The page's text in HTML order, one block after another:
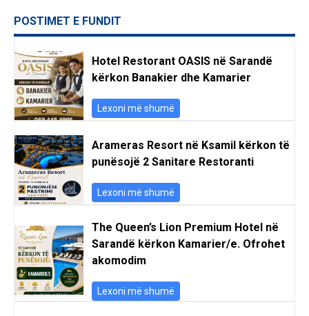
POSTIMET E FUNDIT
Hotel Restorant OASIS në Sarandë
kërkon Banakier dhe Kamarier
Lexoni më shumë
Arameras Resort në Ksamil kërkon të
punësojë 2 Sanitare Restoranti
Lexoni më shumë
The Queen’s Lion Premium Hotel në
Sarandë kërkon Kamarier/e. Ofrohet
akomodim
Lexoni më shumë